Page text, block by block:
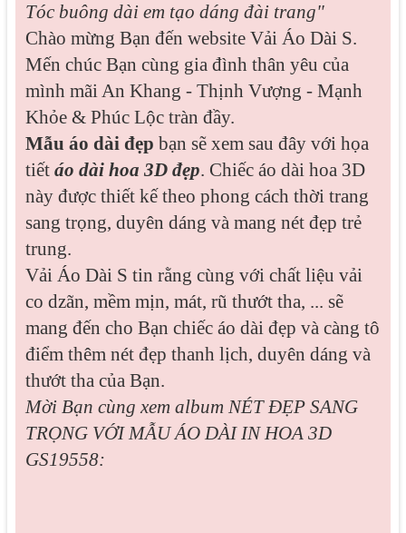
Tóc buông dài em tạo dáng đài trang"
Chào mừng Bạn đến website Vải Áo Dài S.
Mến chúc Bạn cùng gia đình thân yêu của
mình mãi An Khang - Thịnh Vượng - Mạnh
Khỏe & Phúc Lộc tràn đầy.
Mẫu áo dài đẹp bạn sẽ xem sau đây với họa
tiết áo dài hoa 3D đẹp. Chiếc áo dài hoa 3D
này được thiết kế theo phong cách thời trang
sang trọng, duyên dáng và mang nét đẹp trẻ
trung.
Vải Áo Dài S tin rằng cùng với chất liệu vải
co dzãn, mềm mịn, mát, rũ thướt tha, ... sẽ
mang đến cho Bạn chiếc áo dài đẹp và càng tô
điểm thêm nét đẹp thanh lịch, duyên dáng và
thướt tha của Bạn.
Mời Bạn cùng xem album NÉT ĐẸP SANG
TRỌNG VỚI MẪU ÁO DÀI IN HOA 3D
GS19558: